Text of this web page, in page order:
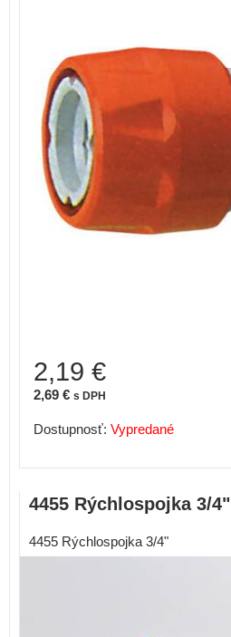
2,19 €
2,69 € s DPH
Dostupnosť: Vypredané
4455 Rýchlospojka 3/4"
4455 Rýchlospojka 3/4"